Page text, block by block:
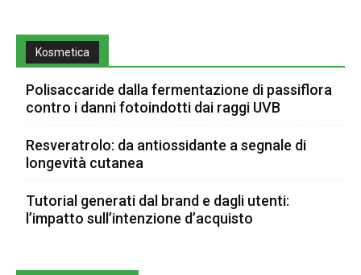
Kosmetica
Polisaccaride dalla fermentazione di passiflora
contro i danni fotoindotti dai raggi UVB
Resveratrolo: da antiossidante a segnale di
longevità cutanea
Tutorial generati dal brand e dagli utenti:
l’impatto sull’intenzione d’acquisto